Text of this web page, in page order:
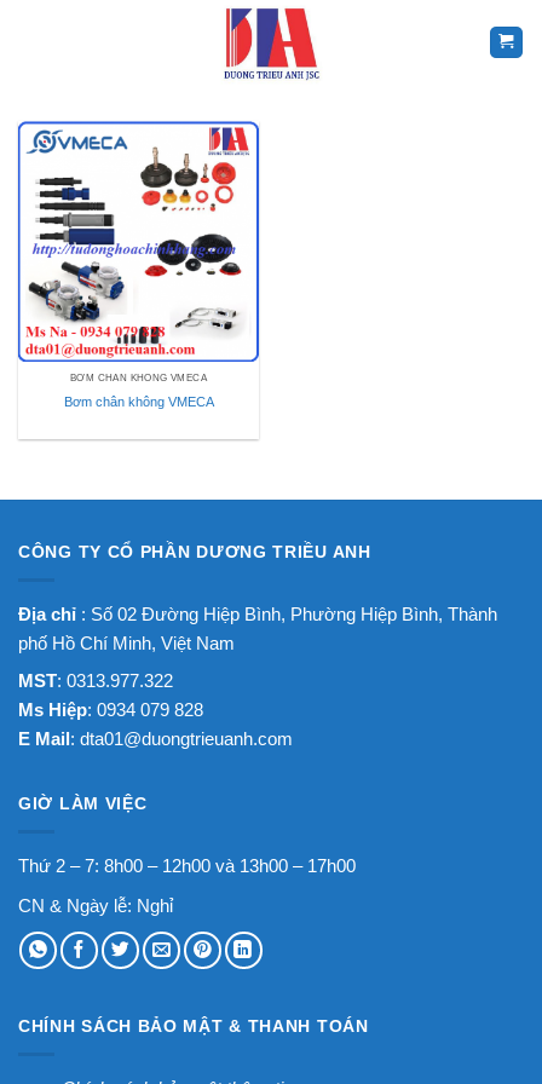
BƠM CHÂN KHÔNG VMECA
Bơm chân không VMECA
CÔNG TY CỔ PHẦN DƯƠNG TRIỀU ANH
Địa chỉ : Số 02 Đường Hiệp Bình, Phường Hiệp Bình, Thành
phố Hồ Chí Minh, Việt Nam
MST: 0313.977.322
Ms Hiệp: 0934 079 828
E Mail: dta01@duongtrieuanh.com
GIỜ LÀM VIỆC
Thứ 2 – 7: 8h00 – 12h00 và 13h00 – 17h00
CN & Ngày lễ: Nghỉ
CHÍNH SÁCH BẢO MẬT & THANH TOÁN